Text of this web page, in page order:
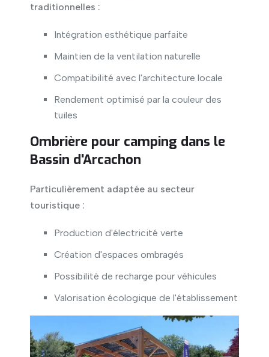
traditionnelles :
Intégration esthétique parfaite
Maintien de la ventilation naturelle
Compatibilité avec l'architecture locale
Rendement optimisé par la couleur des
tuiles
Ombrière pour camping dans le
Bassin d'Arcachon
Particulièrement adaptée au secteur
touristique :
Production d'électricité verte
Création d'espaces ombragés
Possibilité de recharge pour véhicules
Valorisation écologique de l'établissement